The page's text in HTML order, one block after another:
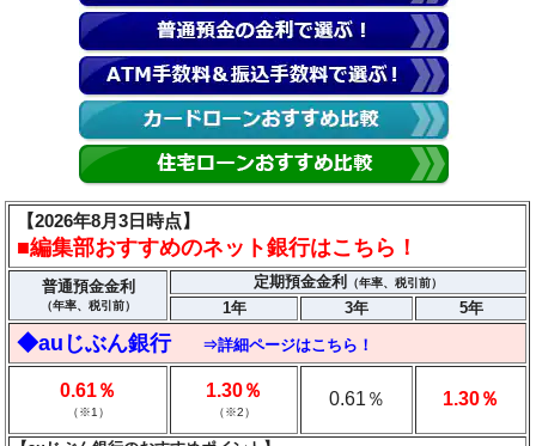
【2026年8月3日時点】
■編集部おすすめのネット銀行はこちら！
普通預金金利
（年率、税引前）
定期預金金利 （年率、税引前）
1年 3年 5年
◆auじぶん銀行 ⇒詳細ページはこちら！
0.61％
（※1）
1.30％
（※2）
0.61％ 1.30％